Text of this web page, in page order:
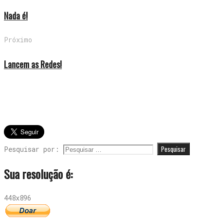
Nada é!
Próximo
Lancem as Redes!
Pesquisar por:
Sua resolução é:
448x896